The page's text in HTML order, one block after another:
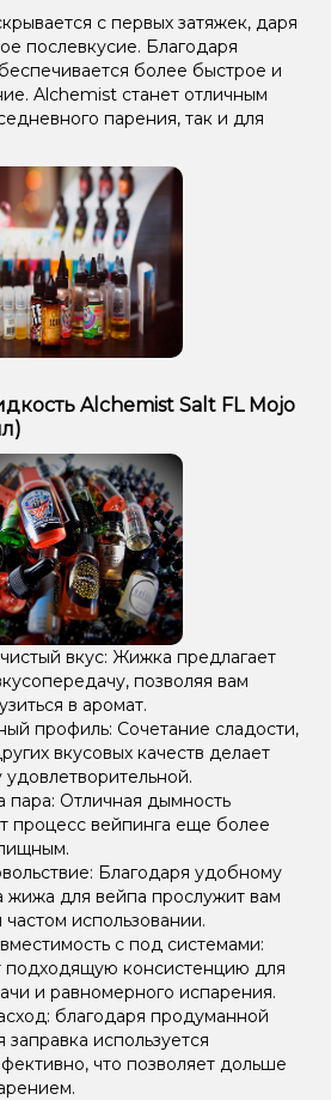
с первых затяжек, даря
послевкусие. Благодаря
более быстрое и
Alchemist станет отличным
парения, так и для
Alchemist Salt FL Mojo
вкус: Жижка предлагает
позволяя вам
в аромат.
профиль: Сочетание сладости,
вкусовых качеств делает
пара: Отличная дымность
процесс вейпинга еще более
Благодаря удобному
жижа для вейпа прослужит вам
использовании.
с под системами:
подходящую консистенцию для
и равномерного испарения.
благодаря продуманной
используется
что позволяет дольше